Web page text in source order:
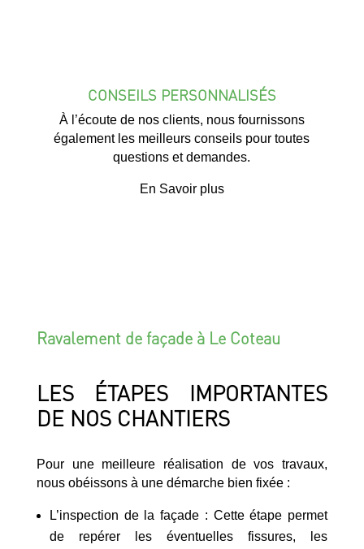
CONSEILS PERSONNALISÉS
À l’écoute de nos clients, nous fournissons
également les meilleurs conseils pour toutes
questions et demandes.
En Savoir plus
Ravalement de façade à Le Coteau
LES ÉTAPES IMPORTANTES
DE NOS CHANTIERS
Pour une meilleure réalisation de vos travaux,
nous obéissons à une démarche bien fixée :
L’inspection de la façade : Cette étape permet
de repérer les éventuelles fissures, les